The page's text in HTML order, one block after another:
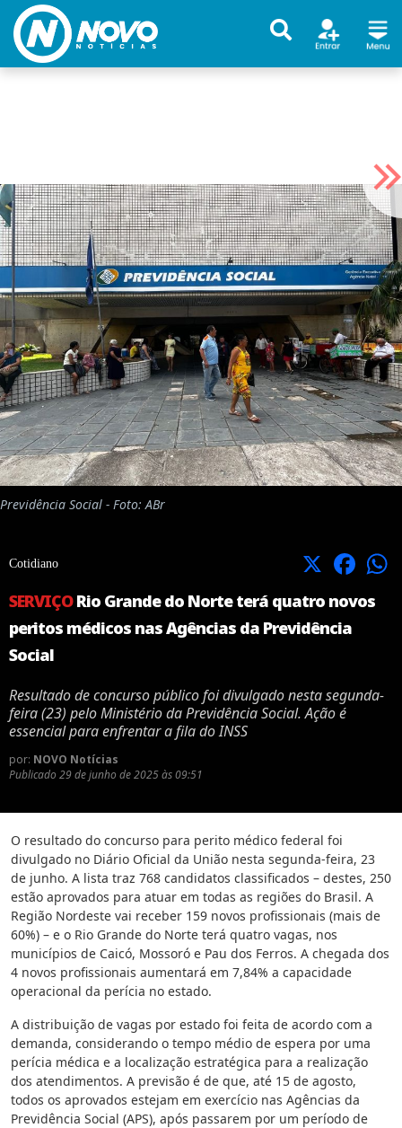
Previdência Social - Foto: ABr
Cotidiano X Facebook
SERVIÇORio Grande do Norte terá quatro novos
peritos médicos nas Agências da Previdência
Social
Resultado de concurso público foi divulgado nesta segunda-
feira (23) pelo Ministério da Previdência Social. Ação é
essencial para enfrentar a fila do INSS
por: NOVO Notícias
Publicado 29 de junho de 2025 às 09:51
O resultado do concurso para perito médico federal foi
divulgado no Diário Oficial da União nesta segunda-feira, 23
de junho. A lista traz 768 candidatos classificados – destes, 250
estão aprovados para atuar em todas as regiões do Brasil. A
Região Nordeste vai receber 159 novos profissionais (mais de
60%) – e o Rio Grande do Norte terá quatro vagas, nos
municípios de Caicó, Mossoró e Pau dos Ferros. A chegada dos
4 novos profissionais aumentará em 7,84% a capacidade
operacional da perícia no estado.
A distribuição de vagas por estado foi feita de acordo com a
demanda, considerando o tempo médio de espera por uma
perícia médica e a localização estratégica para a realização
dos atendimentos. A previsão é de que, até 15 de agosto,
todos os aprovados estejam em exercício nas Agências da
Previdência Social (APS), após passarem por um período de